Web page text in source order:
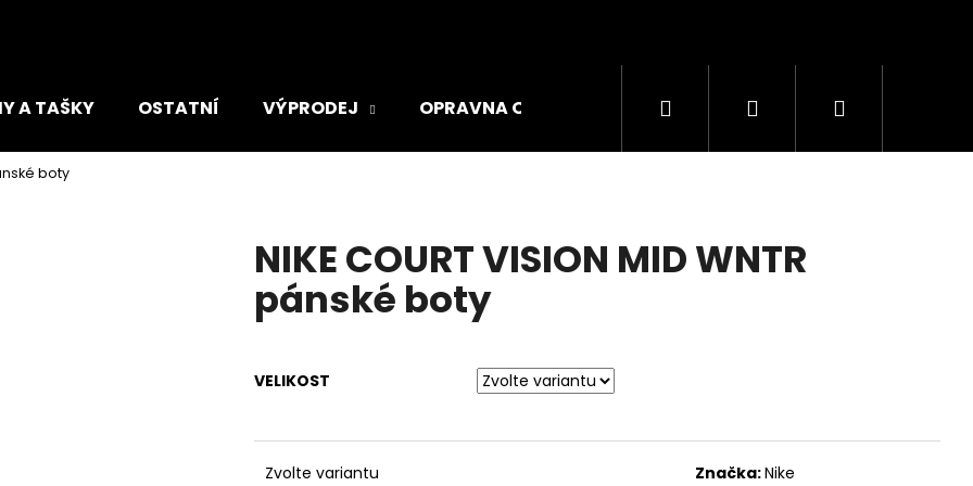
A TAŠKY OSTATNÍ VÝPRODEJ OPRAVNA OBUVI ZNAČKYHledat PřihlášeníNákupní
boty
NIKE COURT VISION MID WNTR
pánské boty
VELIKOST
Zvolte variantu Značka:Nike
Co potřebujete najít?
ADIDAS RUN LOGO W DÁMSKÉ TRIKO